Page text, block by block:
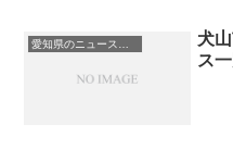
犬
ス